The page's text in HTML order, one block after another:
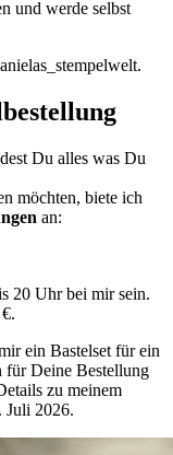
und werde selbst
Du alles was Du
möchten, biete ich
an:
20 Uhr bei mir sein.
ein Bastelset für ein
für Deine Bestellung
zu meinem
Juli 2026.